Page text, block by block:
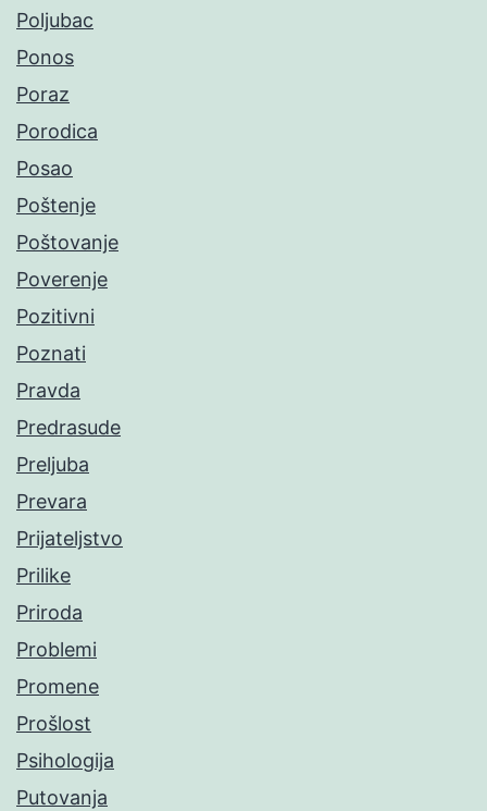
Poljubac
Ponos
Poraz
Porodica
Posao
Poštenje
Poštovanje
Poverenje
Pozitivni
Poznati
Pravda
Predrasude
Preljuba
Prevara
Prijateljstvo
Prilike
Priroda
Problemi
Promene
Prošlost
Psihologija
Putovanja